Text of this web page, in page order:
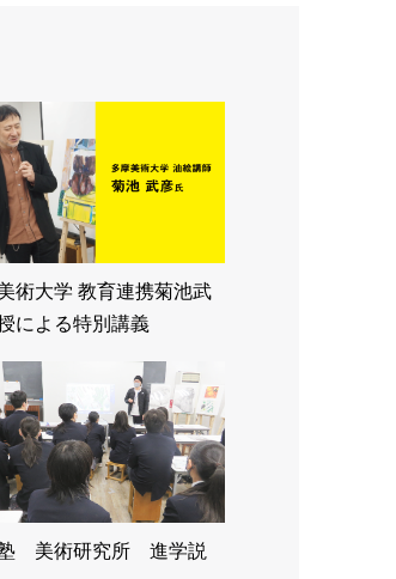
術大学 教育連携菊池武
による特別講義
美術研究所 進学説